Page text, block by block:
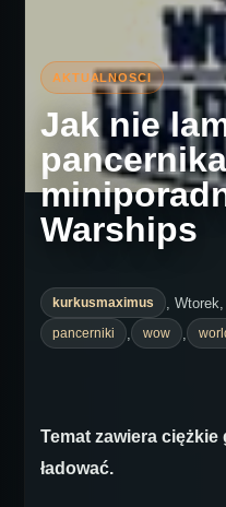
Jak nie
Warships
kurkusmaximus ,
pancerniki
wow
Temat zawiera ciężkie
ładować.